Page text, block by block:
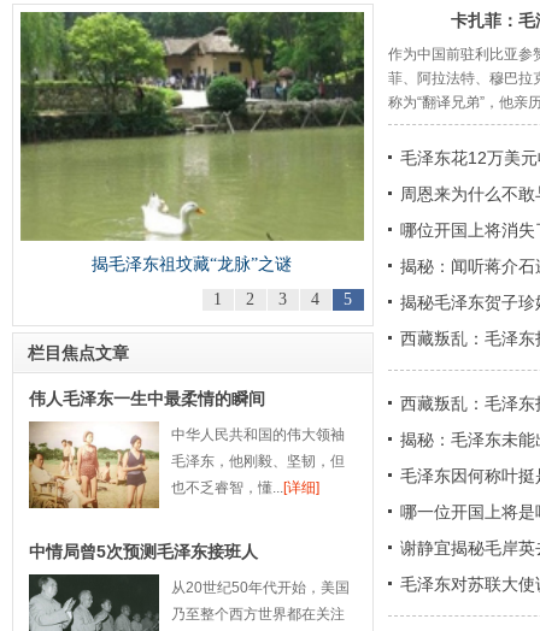
揭毛泽东祖坟藏“龙脉”之谜
1
2 3 4 5
栏目焦点文章
伟人毛泽东一生中最柔情的瞬间
中华人民共和国的伟大领袖
毛泽东，他刚毅、坚韧，但
也不乏睿智，懂...[详细]
中情局曾5次预测毛泽东接班人
从20世纪50年代开始，美国
乃至整个西方世界都在关注
卡扎菲：
作为中国前驻利比亚参
菲、阿拉法特、穆巴拉
称为“翻译兄弟”，他亲
毛泽东花12万美
周恩来为什么不
哪位开国上将消
揭秘：闻听蒋介
揭秘毛泽东贺子
翻译
西藏叛乱：毛泽
西藏叛乱：毛泽
揭秘：毛泽东未
毛泽东因何称叶挺
哪一位开国上将
谢静宜揭秘毛岸
青
毛泽东对苏联大